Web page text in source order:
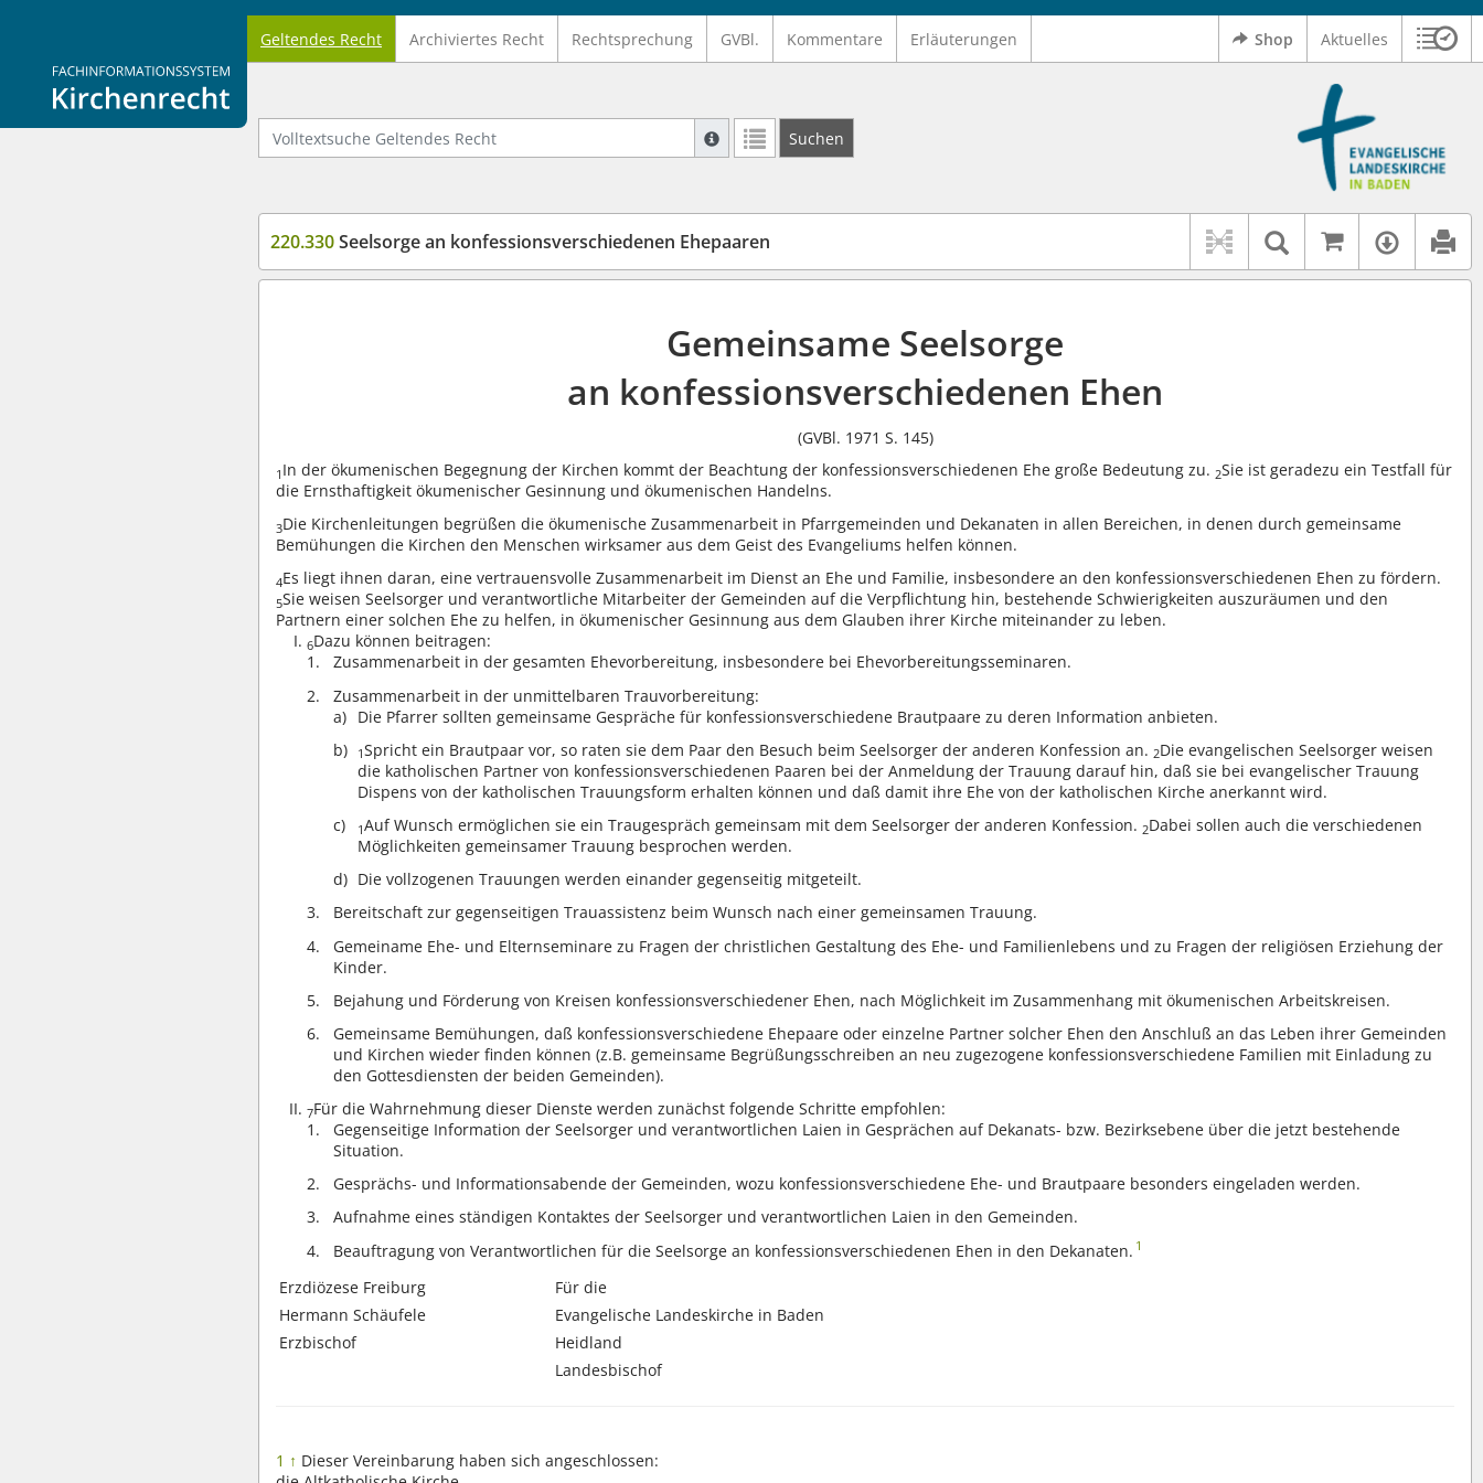
Logo Fachinformationssystem Kirchenrecht
Geltendes Recht Archiviertes Recht Rechtsprechung GVBl. Kommentare Erläuterungen Shop Aktuelles
Volltextsuche Geltendes Recht
Suche mit Platzhalter "*", Bsp. Pfarrer*, findet auch: "Pfarrerinitiative" oder "Pfarrerausschuss".
Suchen
220.330Seelsorge an konfessionsverschiedenen Ehepaaren Textsuche im
Auf
Gemeinsame Seelsorge
an konfessionsverschiedenen Ehen
(GVBl. 1971 S. 145)
1 In der ökumenischen Begegnung der Kirchen kommt der Beachtung der konfessionsverschiedenen Ehe große Bedeutung zu. 2Sie ist geradezu ein Testfall für
die Ernsthaftigkeit ökumenischer Gesinnung und ökumenischen Handelns.
3Die Kirchenleitungen begrüßen die ökumenische Zusammenarbeit in Pfarrgemeinden und Dekanaten in allen Bereichen, in denen durch gemeinsame
Bemühungen die Kirchen den Menschen wirksamer aus dem Geist des Evangeliums helfen können.
4Es liegt ihnen daran, eine vertrauensvolle Zusammenarbeit im Dienst an Ehe und Familie, insbesondere an den konfessionsverschiedenen Ehen zu fördern.
5Sie weisen Seelsorger und verantwortliche Mitarbeiter der Gemeinden auf die Verpflichtung hin, bestehende Schwierigkeiten auszuräumen und den
Partnern einer solchen Ehe zu helfen, in ökumenischer Gesinnung aus dem Glauben ihrer Kirche miteinander zu leben.
6Dazu können beitragen:
Zusammenarbeit in der gesamten Ehevorbereitung, insbesondere bei Ehevorbereitungsseminaren.
Zusammenarbeit in der unmittelbaren Trauvorbereitung:
Die Pfarrer sollten gemeinsame Gespräche für konfessionsverschiedene Brautpaare zu deren Information anbieten.
1Spricht ein Brautpaar vor, so raten sie dem Paar den Besuch beim Seelsorger der anderen Konfession an. 2Die evangelischen Seelsorger weisen
die katholischen Partner von konfessionsverschiedenen Paaren bei der Anmeldung der Trauung darauf hin, daß sie bei evangelischer Trauung
Dispens von der katholischen Trauungsform erhalten können und daß damit ihre Ehe von der katholischen Kirche anerkannt wird.
1Auf Wunsch ermöglichen sie ein Traugespräch gemeinsam mit dem Seelsorger der anderen Konfession. 2Dabei sollen auch die verschiedenen
Möglichkeiten gemeinsamer Trauung besprochen werden.
Die vollzogenen Trauungen werden einander gegenseitig mitgeteilt.
Bereitschaft zur gegenseitigen Trauassistenz beim Wunsch nach einer gemeinsamen Trauung.
Gemeiname Ehe- und Elternseminare zu Fragen der christlichen Gestaltung des Ehe- und Familienlebens und zu Fragen der religiösen Erziehung der
Kinder.
Bejahung und Förderung von Kreisen konfessionsverschiedener Ehen, nach Möglichkeit im Zusammenhang mit ökumenischen Arbeitskreisen.
Gemeinsame Bemühungen, daß konfessionsverschiedene Ehepaare oder einzelne Partner solcher Ehen den Anschluß an das Leben ihrer Gemeinden
und Kirchen wieder finden können (z.B. gemeinsame Begrüßungsschreiben an neu zugezogene konfessionsverschiedene Familien mit Einladung zu
den Gottesdiensten der beiden Gemeinden).
7Für die Wahrnehmung dieser Dienste werden zunächst folgende Schritte empfohlen:
Gegenseitige Information der Seelsorger und verantwortlichen Laien in Gesprächen auf Dekanats- bzw. Bezirksebene über die jetzt bestehende
Situation.
Gesprächs- und Informationsabende der Gemeinden, wozu konfessionsverschiedene Ehe- und Brautpaare besonders eingeladen werden.
Aufnahme eines ständigen Kontaktes der Seelsorger und verantwortlichen Laien in den Gemeinden.
Beauftragung von Verantwortlichen für die Seelsorge an konfessionsverschiedenen Ehen in den Dekanaten. 1
Erzdiözese Freiburg
Für die
Hermann Schäufele
Evangelische Landeskirche in Baden
Erzbischof
Heidland
Landesbischof
1 ↑ Dieser Vereinbarung haben sich angeschlossen: